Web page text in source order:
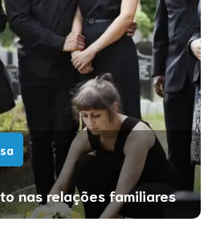
nas relações familiares